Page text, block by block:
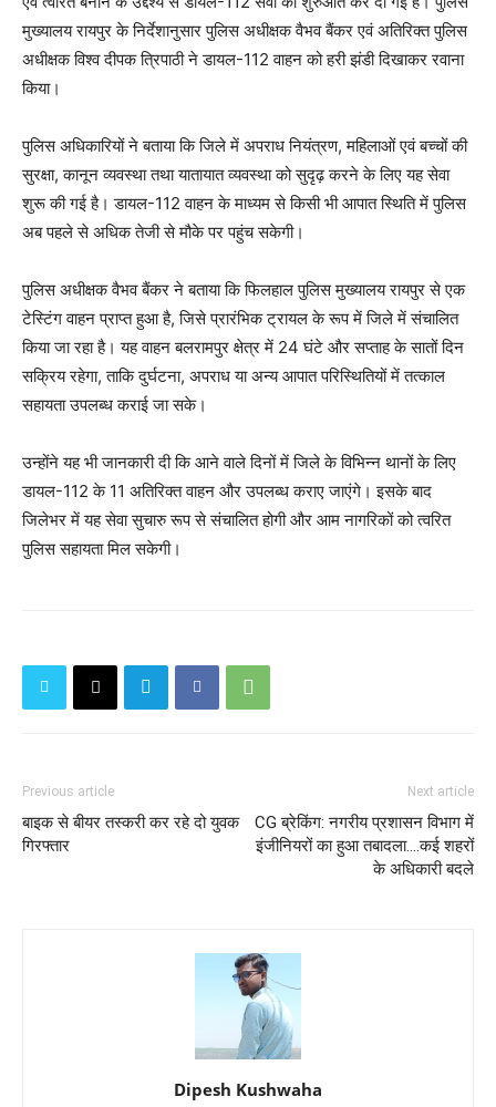
मुख्यालय रायपुर के निर्देशानुसार पुलिस अधीक्षक वैभव बैंकर एवं अतिरिक्त पुलिस
अधीक्षक विश्व दीपक त्रिपाठी ने डायल-112 वाहन को हरी झंडी दिखाकर रवाना
किया।
पुलिस अधिकारियों ने बताया कि जिले में अपराध नियंत्रण, महिलाओं एवं बच्चों की
सुरक्षा, कानून व्यवस्था तथा यातायात व्यवस्था को सुदृढ़ करने के लिए यह सेवा
शुरू की गई है। डायल-112 वाहन के माध्यम से किसी भी आपात स्थिति में पुलिस
अब पहले से अधिक तेजी से मौके पर पहुंच सकेगी।
पुलिस अधीक्षक वैभव बैंकर ने बताया कि फिलहाल पुलिस मुख्यालय रायपुर से एक
टेस्टिंग वाहन प्राप्त हुआ है, जिसे प्रारंभिक ट्रायल के रूप में जिले में संचालित
किया जा रहा है। यह वाहन बलरामपुर क्षेत्र में 24 घंटे और सप्ताह के सातों दिन
सक्रिय रहेगा, ताकि दुर्घटना, अपराध या अन्य आपात परिस्थितियों में तत्काल
सहायता उपलब्ध कराई जा सके।
उन्होंने यह भी जानकारी दी कि आने वाले दिनों में जिले के विभिन्न थानों के लिए
डायल-112 के 11 अतिरिक्त वाहन और उपलब्ध कराए जाएंगे। इसके बाद
जिलेभर में यह सेवा सुचारु रूप से संचालित होगी और आम नागरिकों को त्वरित
पुलिस सहायता मिल सकेगी।
Previous article
बाइक से बीयर तस्करी कर रहे दो युवक
गिरफ्तार
Next article
CG ब्रेकिंग: नगरीय प्रशासन विभाग में
इंजीनियरों का हुआ तबादला....कई शहरों
के अधिकारी बदले
Dipesh Kushwaha